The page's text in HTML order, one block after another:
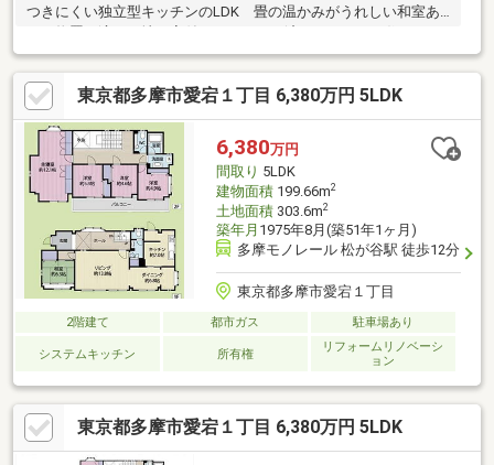
つきにくい独立型キッチンのLDK 畳の温かみがうれしい和室あ
是非ご覧ください
東京都多摩市愛宕１丁目 6,380万円 5LDK
6,380万円
間取り 5LDK
建物面積199.66m2
土地面積303.6m2
築年月 1975年8月(築51年1ヶ月)
多摩モノレール 松が谷駅 徒歩12分
東京都多摩市愛宕１丁目
2階建て 都市ガス 駐車場あり
システムキッチン 所有権
リフォームリノベーシ
ョン
東京都多摩市愛宕１丁目 6,380万円 5LDK